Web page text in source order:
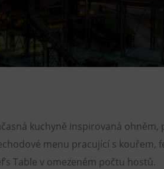
kuchyně inspirovaná
menu pracující s kouřem,
Table v omezeném počtu hostů.